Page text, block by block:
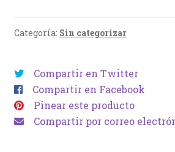
Categoría: Sin categorizar
Compartir en Twitter
Compartir en Facebook
Pinear este producto
Compartir por correo